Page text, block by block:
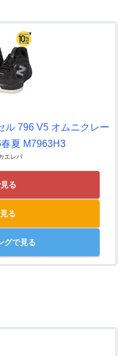
ル 796 V5 オムニクレー
夏 M7963H3
エレバ
る
る
グで見る